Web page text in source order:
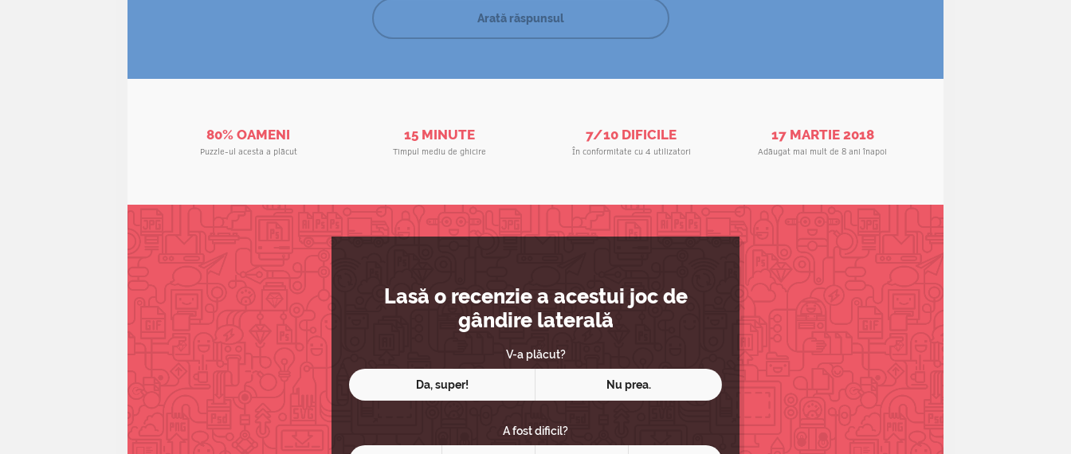
Arată răspunsul
Lasă o recenzie a acestui joc de
gândire laterală
V-a plăcut?
Da, super! Nu prea.
A fost dificil?
80% OAMENI
Puzzle-ul acesta a plăcut
15 MINUTE
Timpul mediu de ghicire
7/10 DIFICILE
În conformitate cu 4 utilizatori
17 MARTIE 2018
Adăugat mai mult de 8 ani înapoi